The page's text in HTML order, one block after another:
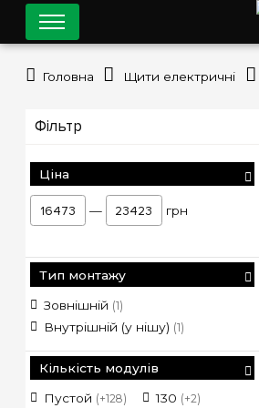
Фільтр
Ціна
— грн
Тип монтажу
Зовнішній (1)
Внутрішній (у нішу) (1)
Кількість модулів
Пустой (+128) 130 (+2)
Головна Щити електричні